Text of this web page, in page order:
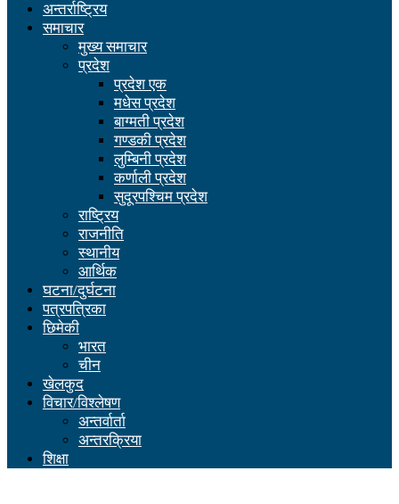
अन्तर्राष्ट्रिय
समाचार
मुख्य समाचार
प्रदेश
प्रदेश एक
मधेस प्रदेश
बाग्मती प्रदेश
गण्डकी प्रदेश
लुम्बिनी प्रदेश
कर्णाली प्रदेश
सुदूरपश्चिम प्रदेश
राष्ट्रिय
राजनीति
स्थानीय
आर्थिक
घटना/दुर्घटना
पत्रपत्रिका
छिमेकी
भारत
चीन
खेलकुद
विचार/विश्लेषण
अन्तर्वार्ता
अन्तरक्रिया
शिक्षा